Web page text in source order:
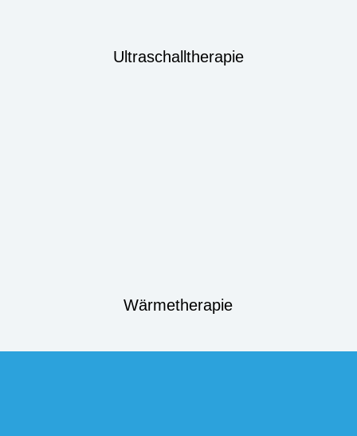
Ultraschalltherapie
Wärmetherapie